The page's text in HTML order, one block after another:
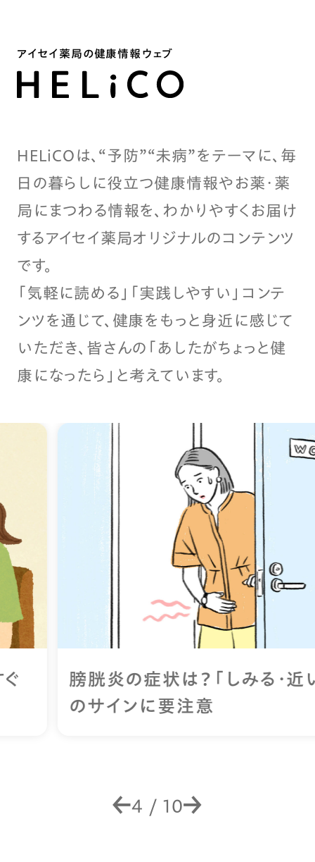
アイセイ薬局の健康情報ウェブ
HELiCOは、“予防”“未病”をテーマに、毎
日の暮らしに役立つ健康情報やお薬・薬
局にまつわる情報を、わかりやすくお届け
するアイセイ薬局オリジナルのコンテンツ
です。
「気軽に読める」「実践しやすい」コンテ
ンツを通じて、健康をもっと身近に感じて
いただき、皆さんの「あしたがちょっと健
康になったら」と考えています。
膀胱炎の症状は？「しみる・近い・残る」
のサインに要注意
4 / 10